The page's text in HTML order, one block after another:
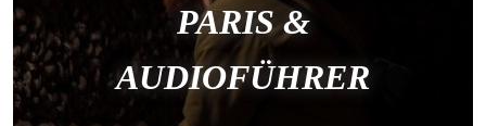
PARIS &
AUDIOFÜHRER